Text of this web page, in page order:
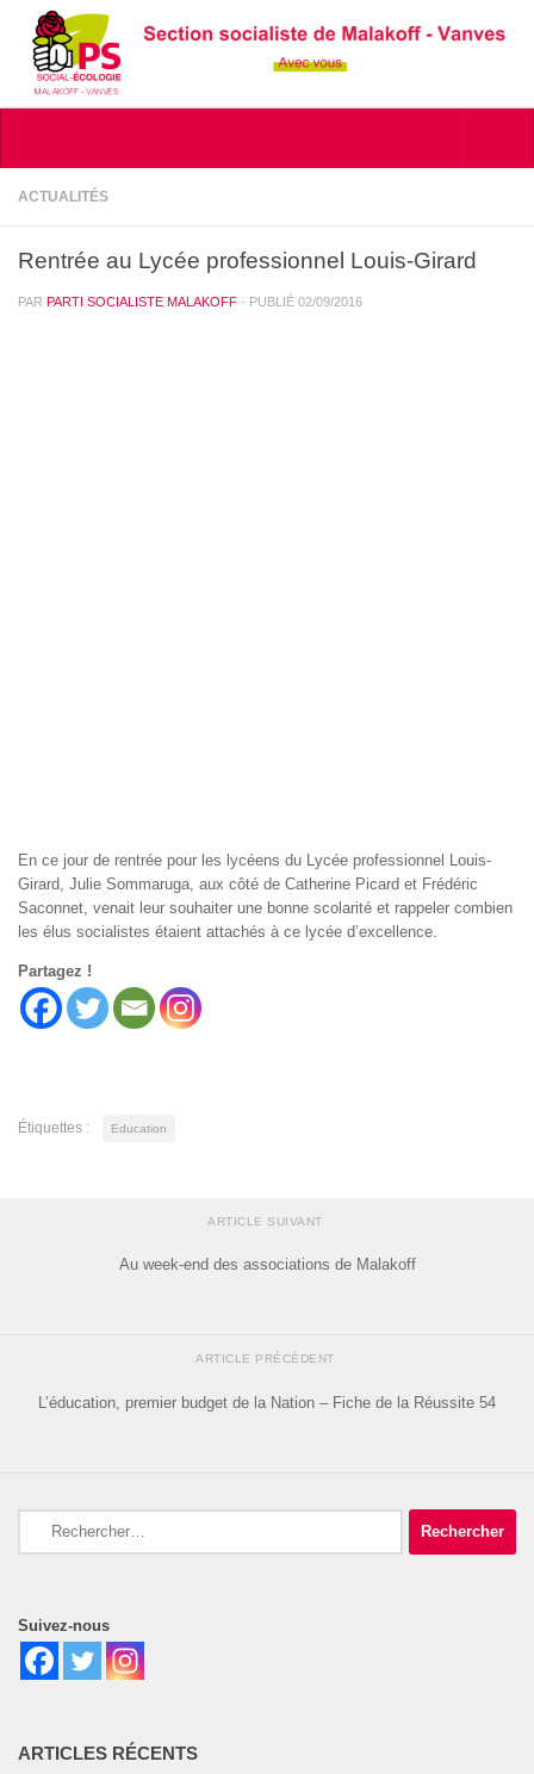
Skip to content
ACTUALITÉS
Rentrée au Lycée professionnel Louis-Girard
PAR PARTI SOCIALISTE MALAKOFF · PUBLIÉ 02/09/2016
En ce jour de rentrée pour les lycéens du Lycée professionnel Louis-
Girard, Julie Sommaruga, aux côté de Catherine Picard et Frédéric
Saconnet, venait leur souhaiter une bonne scolarité et rappeler combien
les élus socialistes étaient attachés à ce lycée d’excellence.
Partagez !
Étiquettes : Education
ARTICLE SUIVANT
Au week-end des associations de Malakoff
ARTICLE PRÉCÉDENT
L’éducation, premier budget de la Nation – Fiche de la Réussite 54
Suivez-nous
ARTICLES RÉCENTS